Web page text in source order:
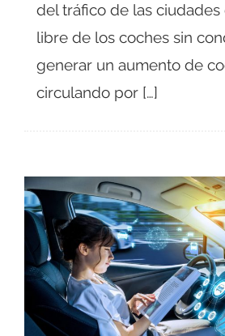
del tráfico de las ciudades
libre de los coches sin
generar un aumento de
circulando por […]